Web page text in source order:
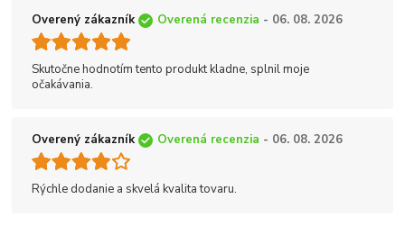
Overený zákazník Overená recenzia - 06. 08. 2026
Skutočne hodnotím tento produkt kladne, splnil moje
očakávania.
Overený zákazník Overená recenzia - 06. 08. 2026
Rýchle dodanie a skvelá kvalita tovaru.